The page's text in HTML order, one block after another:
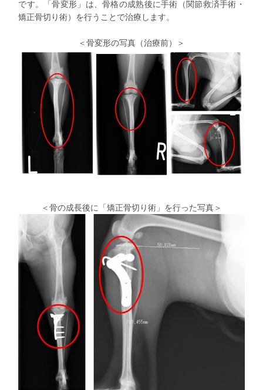
です。「骨変形」は、骨格の成熟後に手術（関節救済手術・
矯正骨切り術）を行うことで治療します。
＜骨変形の写真（治療前）＞
＜骨の成長後に「矯正骨切り術」を行った写真＞